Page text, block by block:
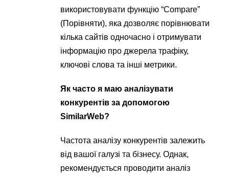
використовувати функцію “Compare”
(Порівняти), яка дозволяє порівнювати
кілька сайтів одночасно і отримувати
інформацію про джерела трафіку,
ключові слова та інші метрики.
Як часто я маю аналізувати
конкурентів за допомогою
SimilarWeb?
Частота аналізу конкурентів залежить
від вашої галузі та бізнесу. Однак,
рекомендується проводити аналіз